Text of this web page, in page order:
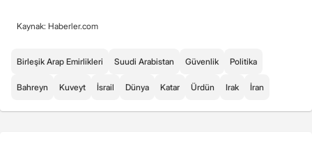
Kaynak: Haberler.com
Birleşik Arap Emirlikleri Suudi Arabistan Güvenlik Politika
Bahreyn Kuveyt İsrail Dünya Katar Ürdün Irak İran